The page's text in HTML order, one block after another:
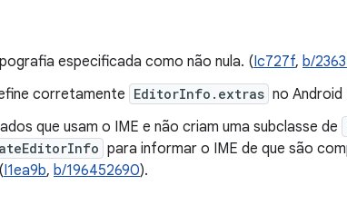
especificada como não nula. (Ic727f, b/
corretamente EditorInfo.extras no Android
que usam o IME e não criam uma subclasse de
para informar o IME de que são
I1ea9b, b/196452690).